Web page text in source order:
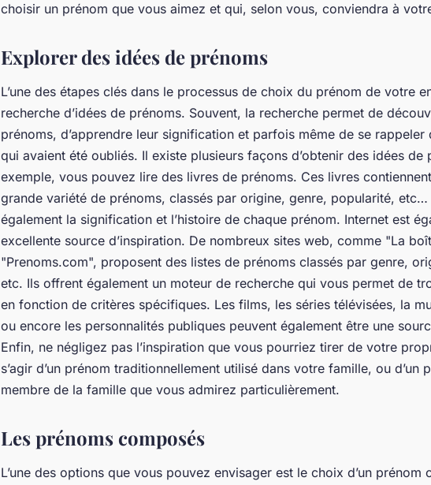
choisir un prénom que vous aimez et qui, selon vous, conviendra à
Explorer des idées de prénoms
L’une des étapes clés dans le processus de choix du prénom de votre
recherche d’idées de prénoms. Souvent, la recherche permet de
prénoms, d’apprendre leur signification et parfois même de se rappeler
qui avaient été oubliés. Il existe plusieurs façons d’obtenir des idées de
exemple, vous pouvez lire des livres de prénoms. Ces livres
grande variété de prénoms, classés par origine, genre, popularité, etc…
également la signification et l’histoire de chaque prénom. Internet est
excellente source d’inspiration. De nombreux sites web, comme "La
"Prenoms.com", proposent des listes de prénoms classés par genre,
etc. Ils offrent également un moteur de recherche qui vous permet de
en fonction de critères spécifiques. Les films, les séries télévisées, la
ou encore les personnalités publiques peuvent également être une
Enfin, ne négligez pas l’inspiration que vous pourriez tirer de votre
s’agir d’un prénom traditionnellement utilisé dans votre famille, ou d’un
membre de la famille que vous admirez particulièrement.
Les prénoms composés
L’une des options que vous pouvez envisager est le choix d’un prénom